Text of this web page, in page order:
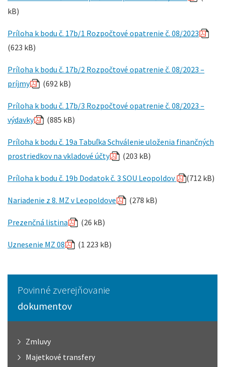
kB)
Príloha k bodu č. 17b/1 Rozpočtové opatrenie č. 08/2023
(623 kB)
Príloha k bodu č. 17b/2 Rozpočtové opatrenie č. 08/2023 –
príjmy
(692 kB)
Príloha k bodu č. 17b/3 Rozpočtové opatrenie č. 08/2023 –
výdavky
(885 kB)
Príloha k bodu č. 19a Tabuľka Schválenie uloženia finančných
prostriedkov na vkladové účty
(203 kB)
Príloha k bodu č. 19b Dodatok č. 3 SOU Leopoldov (712 kB)
Nariadenie z 8. MZ v Leopoldove (278 kB)
Prezenčná listina (26 kB)
Uznesenie MZ 08 (1 223 kB)
Povinné zverejňovanie
dokumentov
Zmluvy
Majetkové transfery